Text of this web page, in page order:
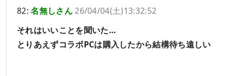
82:名無しさん26/04/04(土)13:32:52
それはいいことを聞いた…
とりあえずコラボPCは購入したから結構待ち遠しい